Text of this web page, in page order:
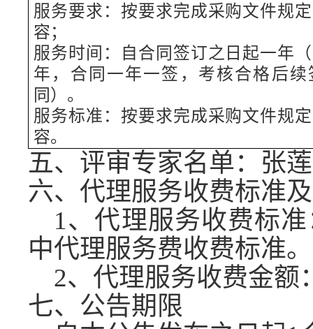
服务要求： 按要求完成采购文件规
容；
服务时间：自合同签订之日起一年
年，合同一年一签，考核合格后续
同）。
服务标准： 按要求完成采购文件规
容。
五、评审专家名单： 张
六、代理服务收费标准
1、代理服务收费标
中代理服务费收费标准。
2、代理服务收费金额
七、公告期限